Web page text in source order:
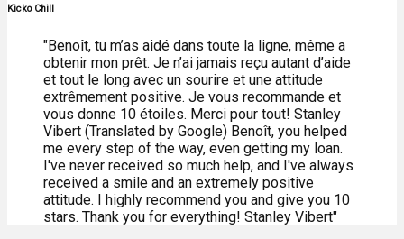
Kicko Chill
"Benoît, tu m’as aidé dans toute la ligne, même a
obtenir mon prêt. Je n’ai jamais reçu autant d’aide
et tout le long avec un sourire et une attitude
extrêmement positive. Je vous recommande et
vous donne 10 étoiles. Merci pour tout! Stanley
Vibert (Translated by Google) Benoît, you helped
me every step of the way, even getting my loan.
I've never received so much help, and I've always
received a smile and an extremely positive
attitude. I highly recommend you and give you 10
stars. Thank you for everything! Stanley Vibert"